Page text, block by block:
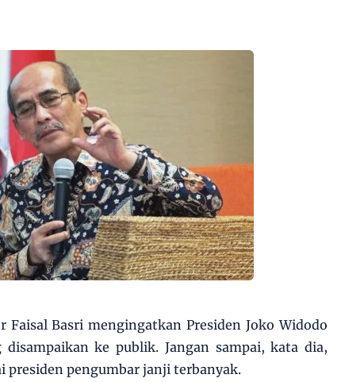
Basri mengingatkan Presiden Joko Widodo
ke publik. Jangan sampai, kata dia,
pengumbar janji terbanyak.